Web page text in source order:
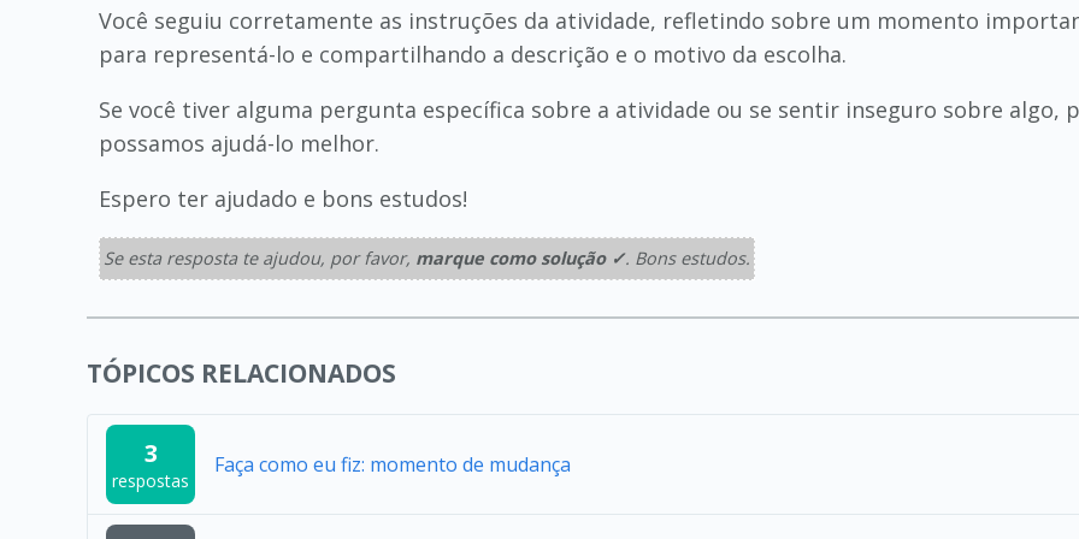
Você seguiu corretamente as instruções da atividade, refletindo sobre um momento
para representá-lo e compartilhando a descrição e o motivo da escolha.
Se você tiver alguma pergunta específica sobre a atividade ou se sentir inseguro sobre
possamos ajudá-lo melhor.
Espero ter ajudado e bons estudos!
Se esta resposta te ajudou, por favor, marque como solução ✓. Bons estudos.
TÓPICOS RELACIONADOS
3
respostas
Faça como eu fiz: momento de mudança